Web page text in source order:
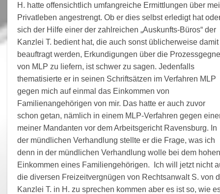
H. hatte offensichtlich umfangreiche Ermittlungen über
Privatleben angestrengt. Ob er dies selbst erledigt hat
sich der Hilfe einer der zahlreichen „Auskunfts-Büros“ der
Kanzlei T. bedient hat, die auch sonst üblicherweise damit
beauftragt werden, Erkundigungen über die
von MLP zu liefern, ist schwer zu sagen. Jedenfalls
thematisierte er in seinen Schriftsätzen im Verfahren MLP
gegen mich auf einmal das Einkommen von
Familienangehörigen von mir. Das hatte er auch zuvor
schon getan, nämlich in einem MLP-Verfahren gegen
meiner Mandanten vor dem Arbeitsgericht Ravensburg. In
der mündlichen Verhandlung stellte er die Frage, was ich
denn in der mündlichen Verhandlung wolle bei dem hohen
Einkommen eines Familiengehörigen. Ich will jetzt nicht
die diversen Freizeitvergnügen von Rechtsanwalt S. von
Kanzlei T. in H. zu sprechen kommen aber es ist so, wie